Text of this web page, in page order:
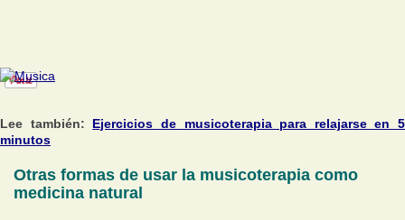
Lee también: Ejercicios de musicoterapia para relajarse en 5
minutos
Otras formas de usar la musicoterapia como
medicina natural